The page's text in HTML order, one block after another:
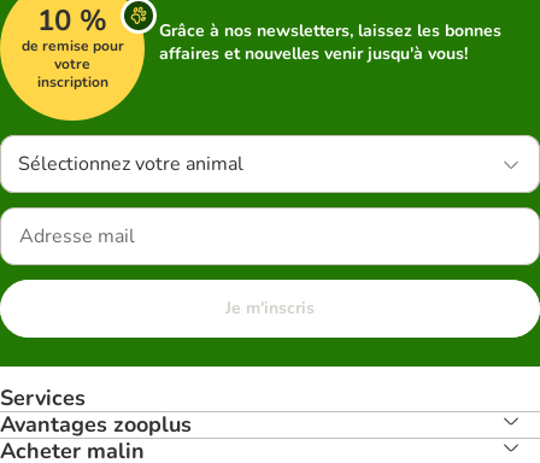
10 %
de remise pour
votre
inscription
Grâce à nos newsletters, laissez les bonnes
affaires et nouvelles venir jusqu'à vous!
Sélectionnez votre animal
Je m'inscris
Services
Avantages zooplus
Acheter malin